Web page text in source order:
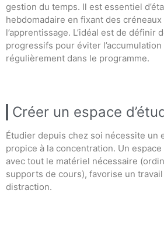
gestion du temps. Il est essentiel
hebdomadaire en fixant des créneaux
l’apprentissage. L’idéal est de définir
progressifs pour éviter
régulièrement dans le programme.
Créer un espace
Étudier depuis chez soi nécessite un
propice à la concentration. Un
avec tout le matériel nécessaire
supports de cours), favorise un
distraction.